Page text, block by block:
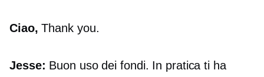
Ciao, Thank you.
Jesse: Buon uso dei fondi. In pratica ti ha